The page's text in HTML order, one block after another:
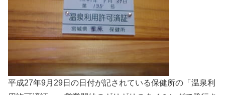
平成27年9月29日の日付が記されている保健所の「温泉利